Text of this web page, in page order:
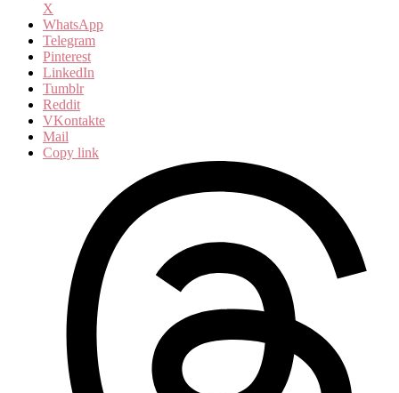
X
WhatsApp
Telegram
Pinterest
LinkedIn
Tumblr
Reddit
VKontakte
Mail
Copy link